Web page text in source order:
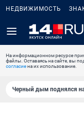
НЕДВИЖИМОСТЬ
На информационном ресурсе
файлы. Оставаясь на сайте, вы
согласиена их использование.
Черный дым поднялся